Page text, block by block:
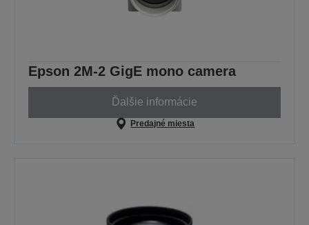
Epson 2M-2 GigE mono camera
Ďalšie informácie
Predajné miesta